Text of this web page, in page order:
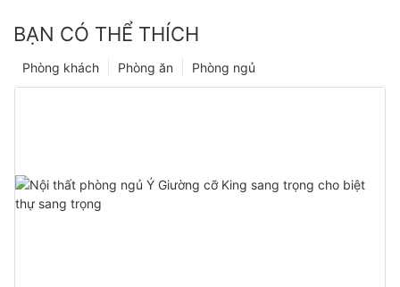
BẠN CÓ THỂ THÍCH
Phòng ngủ
Phòng ăn
Phòng khách